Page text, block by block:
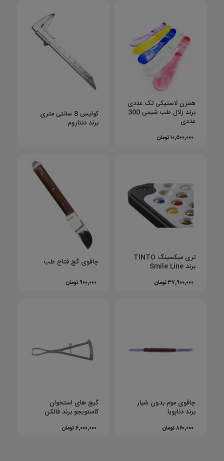
همزن لاستیکی تک عددی
برند زلال طب شیمی 300
عددی
۱۰,۵۰۰,۰۰۰ تومان
کولیس 8 سانتی متری
برند دنتاروم
تری میکسینگ TINTO
برند Smile Line
۳۷,۹۰۰,۰۰۰ تومان
چاقوی گچ فتاح طب
۹۰۰,۰۰۰ تومان
چاقوی موم بدون شیار
برند دناپویا
۸۶۰,۰۰۰ تومان
گیج های استخوان
کاستویجو برند فالکن
۶,۰۰۰,۰۰۰ تومان